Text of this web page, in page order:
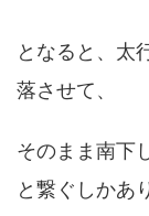
となると、太
落させて、
そのまま南下
と繋ぐしかあ